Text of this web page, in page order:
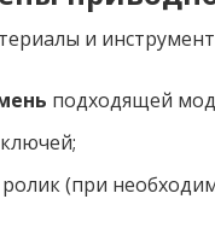
и
подходящей
(при